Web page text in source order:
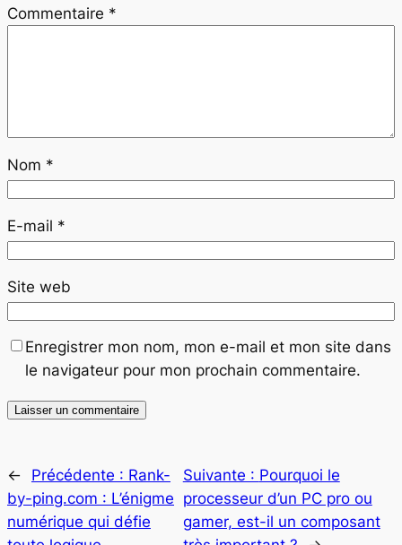
Commentaire *
Nom *
E-mail *
Site web
Enregistrer mon nom, mon e-mail et mon site dans
le navigateur pour mon prochain commentaire.
← Précédente : Rank-
by-ping.com : L’énigme
numérique qui défie
Suivante : Pourquoi le
processeur d’un PC pro ou
gamer, est-il un composant